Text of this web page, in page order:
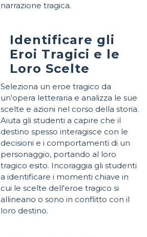
narrazione tragica.
Identificare gli
Eroi Tragici e le
Loro Scelte
Seleziona un eroe tragico da
un'opera letteraria e analizza le sue
scelte e azioni nel corso della storia.
Aiuta gli studenti a capire che il
destino spesso interagisce con le
decisioni e i comportamenti di un
personaggio, portando al loro
tragico esito. Incoraggia gli studenti
a identificare i momenti chiave in
cui le scelte dell'eroe tragico si
allineano o sono in conflitto con il
loro destino.